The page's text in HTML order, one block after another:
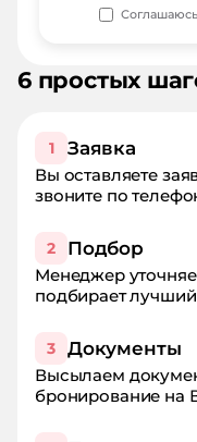
6 простых
1 Заявка
Вы оставляете
звоните по
2 Подбор
Менеджер
подбирает
3 Документы
Высылаем
бронирование на